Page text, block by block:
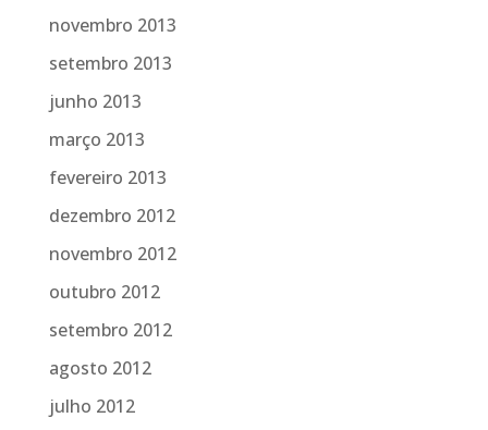
novembro 2013
setembro 2013
junho 2013
março 2013
fevereiro 2013
dezembro 2012
novembro 2012
outubro 2012
setembro 2012
agosto 2012
julho 2012